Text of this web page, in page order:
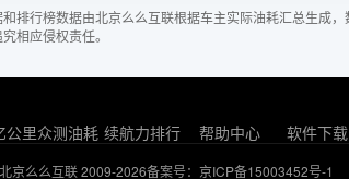
排行榜数据由北京么么互联根据车主实际油耗汇总生成
相应侵权责任。
公里众测油耗 续航力排行 帮助中心 软件下载
京么么互联 2009-2026备案号：京ICP备15003452号-1